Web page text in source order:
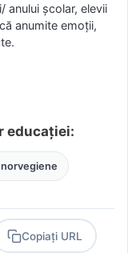
anului școlar, elevii
anumite emoții,
educației:
Copiați URL